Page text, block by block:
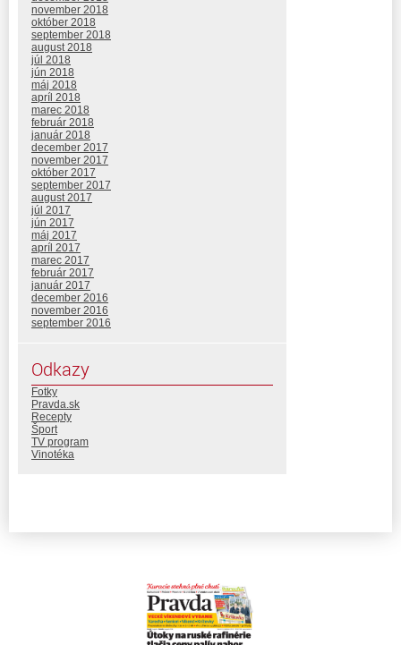
november 2018
október 2018
september 2018
august 2018
júl 2018
jún 2018
máj 2018
apríl 2018
marec 2018
február 2018
január 2018
december 2017
november 2017
október 2017
september 2017
august 2017
júl 2017
jún 2017
máj 2017
apríl 2017
marec 2017
február 2017
január 2017
december 2016
november 2016
september 2016
Odkazy
Fotky
Pravda.sk
Recepty
Šport
TV program
Vinotéka